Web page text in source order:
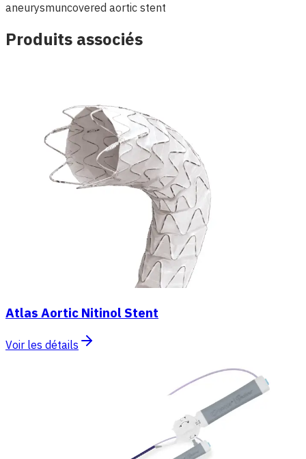
aneurysmuncovered aortic stent
Produits associés
Atlas Aortic Nitinol Stent
Voir les détails